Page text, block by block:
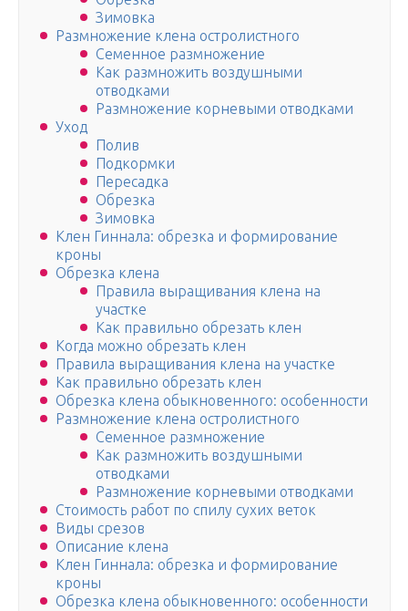
Зимовка
Размножение клена остролистного
Семенное размножение
Как размножить воздушными
отводками
Размножение корневыми отводками
Уход
Полив
Подкормки
Пересадка
Обрезка
Зимовка
Клен Гиннала: обрезка и формирование
кроны
Обрезка клена
Правила выращивания клена на
участке
Как правильно обрезать клен
Когда можно обрезать клен
Правила выращивания клена на участке
Как правильно обрезать клен
Обрезка клена обыкновенного: особенности
Размножение клена остролистного
Семенное размножение
Как размножить воздушными
отводками
Размножение корневыми отводками
Стоимость работ по спилу сухих веток
Виды срезов
Описание клена
Клен Гиннала: обрезка и формирование
кроны
Обрезка клена обыкновенного: особенности